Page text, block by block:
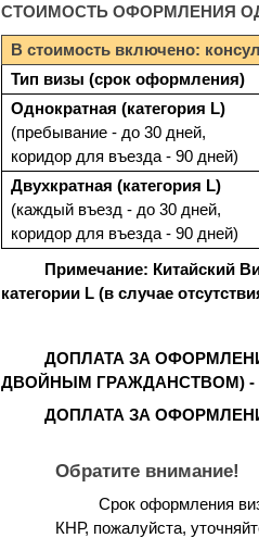
СТОИМОСТЬ ОФОРМЛЕНИЯ
В стоимость включено:
Тип визы (срок оформления)
Однократная (категория L)
(пребывание - до 30 дней,
коридор для въезда - 90 дней)
Двухкратная (категория L)
(каждый въезд - до 30 дней,
коридор для въезда - 90 дней)
Примечание: Китайский
категории L (в случае
ДОПЛАТА ЗА
ДВОЙНЫМ ГРАЖДАНСТВОМ) - 5
ДОПЛАТА ЗА
Обратите внимание!
Срок оформления
КНР, пожалуйста,